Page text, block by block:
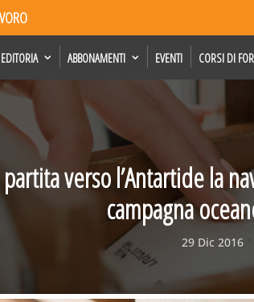
EDITORIA ABBONAMENTI EVENTI CORSI DI
partita verso l’Antartide la
campagna
29 Dic 2016